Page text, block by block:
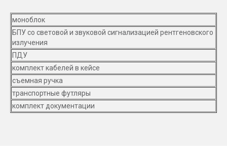
моноблок
БПУ со световой и звуковой сигнализацией рентгеновского
излучения
ПДУ
комплект кабелей в кейсе
съемная ручка
транспортные футляры
комплект документации